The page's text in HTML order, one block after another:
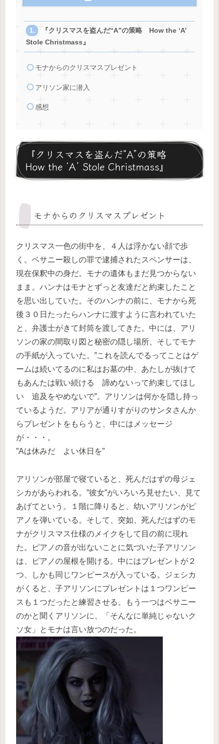
『クリスマスを盗んだ“A”の策略 How the ‘A’
Stole Christmass』
モナからのクリスマスプレゼント
アリソン家に潜入
感想
『クリスマスを盗んだ“A”の策略
How the ‘A’ Stole Christmass』
モナからのクリスマスプレゼント
クリスマス一色の街中を、４人は浮かない顔で歩
く。ベサニー殺しの罪で逮捕されたスペンサーは、
現在保釈中の身だ。モナの遺体もまだ見つからない
まま。ハンナはモナとずっと友達だと約束したこと
を思い出していた。そのハンナの前に、モナから死
後３０日たったらハンナに渡すように言われていた
と、弁護士がきて封筒を渡してきた。中には、アリ
ソンの家の間取り図と秘密の隠し場所、そしてモナ
の手紙が入っていた。”これを読んでるってことはゲ
ームは続いてるのに私はお墓の中、あたしが抜けて
もあんたは戦い続ける 諦めないって約束してほし
い 追及をやめないで”。アリソンは何かを隠し持っ
ているようだ。アリアが通りすがりのサンタさんか
らプレゼントをもらうと、中にはメッセージ
が・・・。
”Aは休みだ よい休日を”
アリソンが部屋で寝ていると、死んだはずの母ジェ
シカがあらわれる。”彼女”がいろいろ見せたい、見て
あげてという。１階に降りると、幼いアリソンがピ
アノを弾いている。そして、突如、死んだはずのモ
ナがクリスマス仕様のメイクをして目の前に現れ
た。ピアノの音が出ないことに気づいた子アリソン
は、ピアノの屋根を開ける。中にはプレゼントが２
つ、しかも同じワンピースが入っている。ジェシカ
がくると、子アリソンにプレゼントは１つワンピー
スも１つだったと練習させる。もう一つはベサニー
のかと聞くアリソンに、「そんなに単純じゃないク
ソ女」とモナは言い放つのだった。